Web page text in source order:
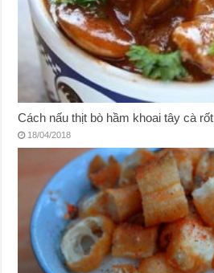
Cách nấu thịt bò hầm khoai tây cà rốt
18/04/2018